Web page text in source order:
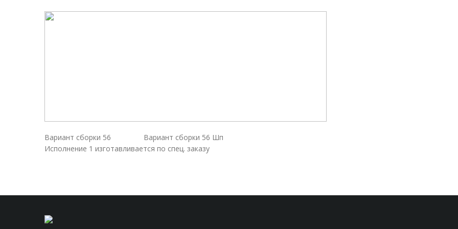
Вариант сборки 56 Вариант сборки 56 Шп
Исполнение 1 изготавливается по спец. заказу